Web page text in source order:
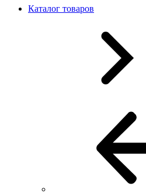
Каталог товаров